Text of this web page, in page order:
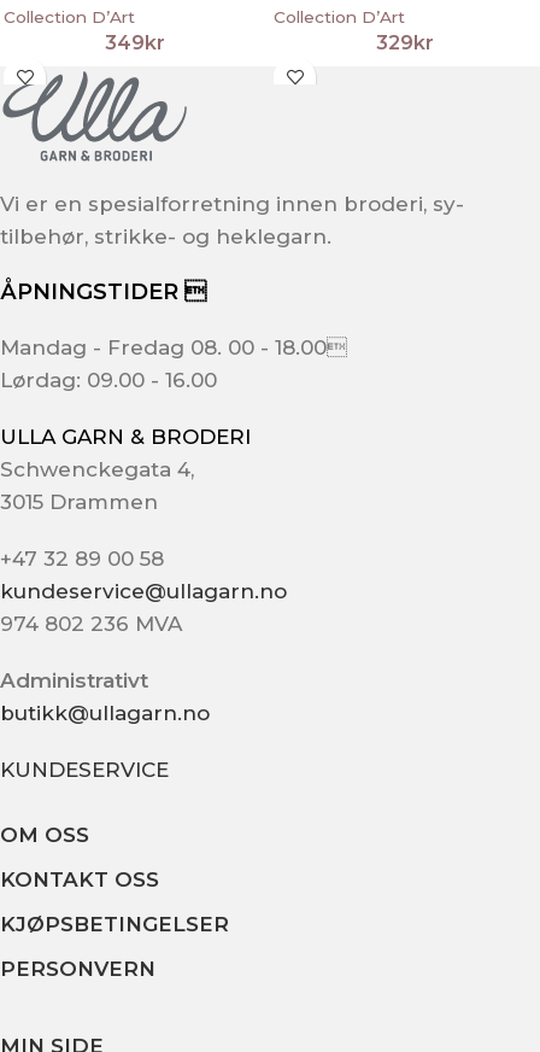
Collection D’Art
349kr
Collection D’Art
329kr
Vi er en spesialforretning innen broderi, sy-
tilbehør, strikke- og heklegarn.
ÅPNINGSTIDER 
Mandag - Fredag 08. 00 - 18.00
Lørdag: 09.00 - 16.00
ULLA GARN & BRODERI
Schwenckegata 4,
3015 Drammen
+47 32 89 00 58
kundeservice@ullagarn.no
974 802 236 MVA
Administrativt
butikk@ullagarn.no
KUNDESERVICE
OM OSS
KONTAKT OSS
KJØPSBETINGELSER
PERSONVERN
MIN SIDE